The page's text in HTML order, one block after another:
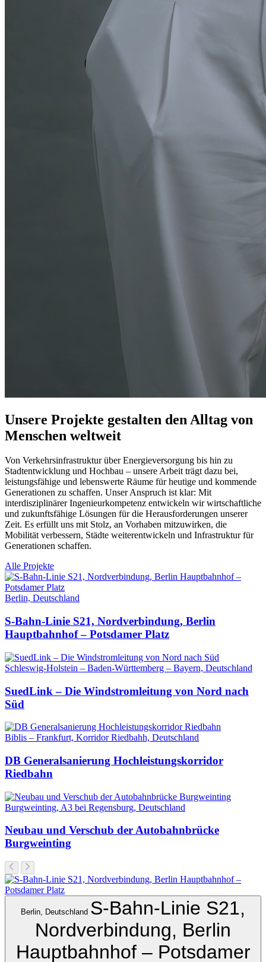
Unsere Projekte gestalten den Alltag von
Menschen weltweit
Von Verkehrsinfrastruktur über Energieversorgung bis hin zu
Stadtentwicklung und Hochbau – unsere Arbeit trägt dazu bei,
leistungsfähige und lebenswerte Räume für heutige und kommende
Generationen zu schaffen. Unser Anspruch ist klar: Mit
interdisziplinärer Ingenieurkompetenz entwickeln wir wirtschaftliche
und zukunftsfähige Lösungen für die Herausforderungen unserer
Zeit. Es erfüllt uns mit Stolz, an Vorhaben mitzuwirken, die
Mobilität verbessern, Städte weiterentwickeln und Infrastruktur für
Generationen schaffen.
Alle Projekte
Berlin, Deutschland
S-Bahn-Linie S21, Nordverbindung, Berlin
Hauptbahnhof – Potsdamer Platz
Schleswig-Holstein – Baden-Württemberg – Bayern, Deutschland
SuedLink – Die Windstromleitung von Nord nach
Süd
Biblis – Frankfurt, Korridor Riedbahh, Deutschland
DB Generalsanierung Hochleistungskorridor
Riedbahn
Burgweinting, A3 bei Regensburg, Deutschland
Neubau und Verschub der Autobahnbrücke
Burgweinting
Berlin, Deutschland
Potsdamer Platz
Schleswig-Holstein – Baden-Württemberg – Bayern, Deutschland
SuedLink – Die
Windstromleitung von Nord